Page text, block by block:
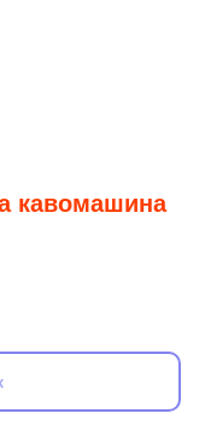
кавомашина